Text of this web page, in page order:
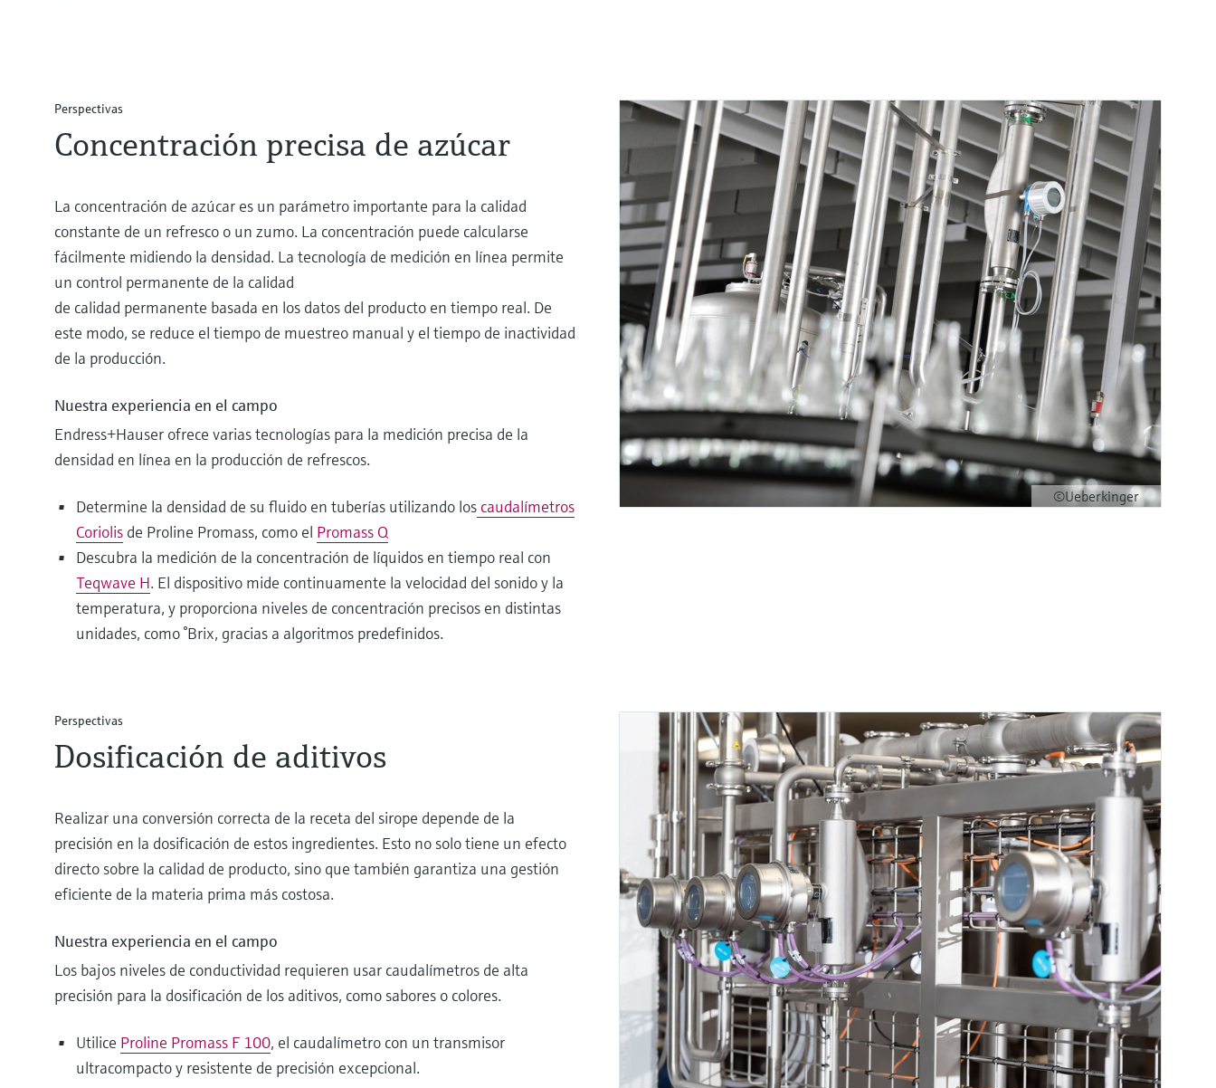
©Ueberkinger
Perspectivas
Concentración precisa de azúcar
La concentración de azúcar es un parámetro importante para la calidad
constante de un refresco o un zumo. La concentración puede calcularse
fácilmente midiendo la densidad. La tecnología de medición en línea permite
un control permanente de la calidad
de calidad permanente basada en los datos del producto en tiempo real. De
este modo, se reduce el tiempo de muestreo manual y el tiempo de inactividad
de la producción.
Nuestra experiencia en el campo
Endress+Hauser ofrece varias tecnologías para la medición precisa de la
densidad en línea en la producción de refrescos.
Determine la densidad de su fluido en tuberías utilizando los caudalímetros
Coriolis de Proline Promass, como el Promass Q
Descubra la medición de la concentración de líquidos en tiempo real con
Teqwave H. El dispositivo mide continuamente la velocidad del sonido y la
temperatura, y proporciona niveles de concentración precisos en distintas
unidades, como °Brix, gracias a algoritmos predefinidos.
Perspectivas
Dosificación de aditivos
Realizar una conversión correcta de la receta del sirope depende de la
precisión en la dosificación de estos ingredientes. Esto no solo tiene un efecto
directo sobre la calidad de producto, sino que también garantiza una gestión
eficiente de la materia prima más costosa.
Nuestra experiencia en el campo
Los bajos niveles de conductividad requieren usar caudalímetros de alta
precisión para la dosificación de los aditivos, como sabores o colores.
Utilice Proline Promass F 100, el caudalímetro con un transmisor
ultracompacto y resistente de precisión excepcional.